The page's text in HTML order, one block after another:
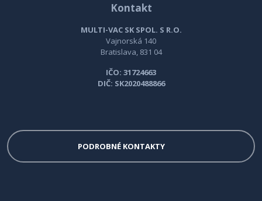
Kontakt
MULTI-VAC SK SPOL. S R.O.
Vajnorská 140
Bratislava, 831 04
IČO: 31724663
DIČ: SK2020488866
PODROBNÉ KONTAKTY